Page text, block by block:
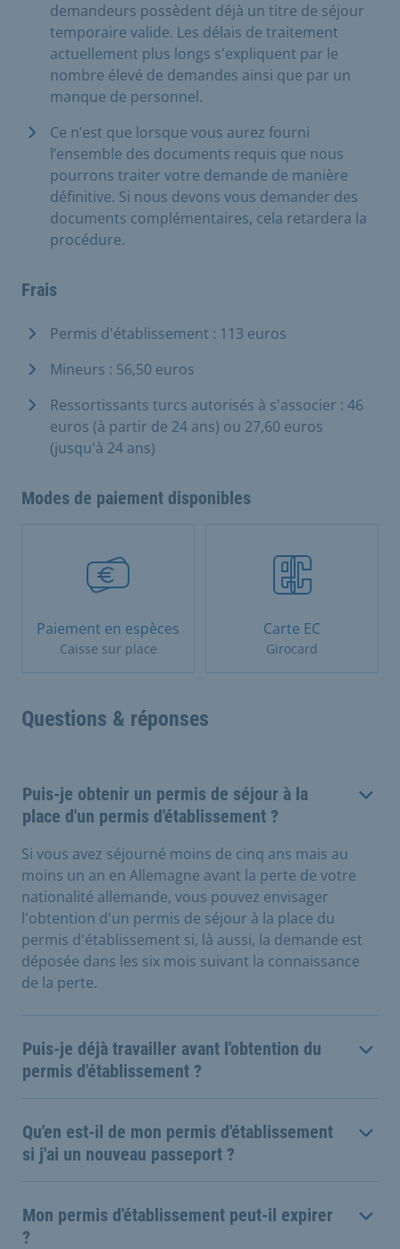
demandeurs possèdent déjà un titre de séjour
temporaire valide. Les délais de traitement
actuellement plus longs s'expliquent par le
nombre élevé de demandes ainsi que par un
manque de personnel.
Ce n’est que lorsque vous aurez fourni
l’ensemble des documents requis que nous
pourrons traiter votre demande de manière
définitive. Si nous devons vous demander des
documents complémentaires, cela retardera la
procédure.
Frais
Permis d'établissement : 113 euros
Mineurs : 56,50 euros
Ressortissants turcs autorisés à s'associer : 46
euros (à partir de 24 ans) ou 27,60 euros
(jusqu'à 24 ans)
Modes de paiement disponibles
Paiement en espèces
Caisse sur place
Carte EC
Girocard
Questions & réponses
Puis-je obtenir un permis de séjour à la
place d'un permis d'établissement ?
Si vous avez séjourné moins de cinq ans mais au
moins un an en Allemagne avant la perte de votre
nationalité allemande, vous pouvez envisager
l'obtention d'un permis de séjour à la place du
permis d'établissement si, là aussi, la demande est
déposée dans les six mois suivant la connaissance
de la perte.
Puis-je déjà travailler avant l'obtention du
permis d'établissement ?
Qu'en est-il de mon permis d'établissement
si j'ai un nouveau passeport ?
Mon permis d'établissement peut-il expirer
?